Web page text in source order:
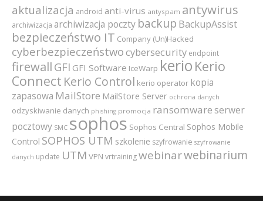
aktualizacja android anti-virus antyspam antywirus
archiwizacja archiwizacja poczty backup BackupAssist
bezpieczeństwo IT Company (Un)Hacked
cyberbezpieczeństwocybersecurity endpoint
firewall GFI GFI Software IceWarp kerio Kerio
Connect Kerio Control kerio operator kopia
zapasowa MailStore MailStore Server ochrona danych
odzyskiwanie danych phishing promocja ransomware serwer
pocztowy SMC sophos Sophos Central Sophos Mobile
Control SOPHOS UTM szkolenie szyfrowanie szyfrowanie
danych update UTM VPN vrtrainingwebinarwebinarium